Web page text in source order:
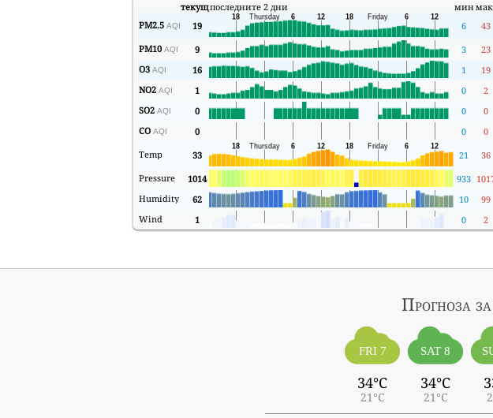
текущпоследните 2 дни мин
PM2.5 AQI 19 6
43
PM10 AQI 9 3
23
O3 AQI 16 1
19
NO2 AQI 1 0
2
SO2 AQI 0 0
0
CO AQI 0 0
0
Temp
33 21
36
Pressure
1014 933
Humidity
62 10
99
Wind
1 0 2
Прогноза
FRI 7
34°C
21°C
SAT 8
34°C
21°C